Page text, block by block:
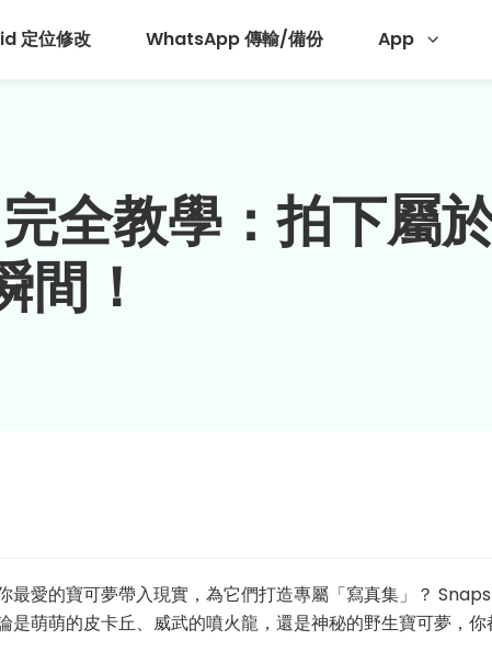
定位修改 WhatsApp 傳輸/備份 App
全教學：拍下屬
間！
最愛的寶可夢帶入現實，為它們打造專屬「寫真集」？
是萌萌的皮卡丘、威武的噴火龍，還是神秘的野生寶可夢，